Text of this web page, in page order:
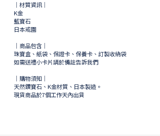
｜材質資訊｜
K金
藍寶石
日本戒圍
｜商品包含｜
珠寶盒、紙袋、保證卡、保養卡、訂製收納袋
如需送禮小卡片請於備註告訴我們
｜購物須知｜
天然鑽寶石、K金材質、日本製造。
現貨商品於7個工作天內出貨